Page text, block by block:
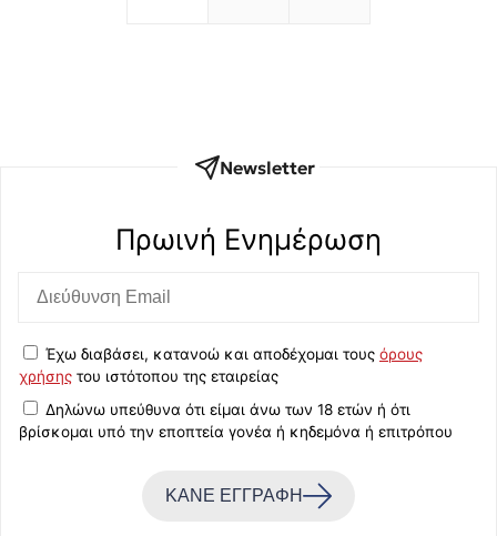
Newsletter
Πρωινή Eνημέρωση
Έχω διαβάσει, κατανοώ και αποδέχομαι τους όρους
χρήσης του ιστότοπου της εταιρείας
Δηλώνω υπεύθυνα ότι είμαι άνω των 18 ετών ή ότι
βρίσκομαι υπό την εποπτεία γονέα ή κηδεμόνα ή επιτρόπου
ΚΑΝΕ ΕΓΓΡΑΦΗ